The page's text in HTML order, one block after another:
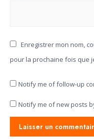
Enregistrer mon nom,
pour la prochaine fois que
Notify me of follow-up
Notify me of new posts